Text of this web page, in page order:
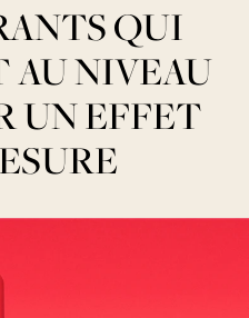
QUI
AU NIVEAU
UN EFFET